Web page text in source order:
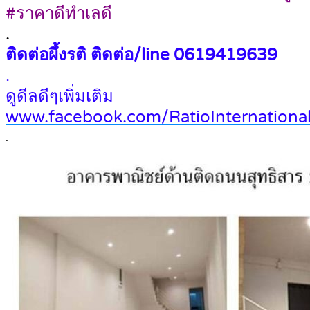
#ราคาดีทำเลดี
.
ติดต่อผึ้งรติ ติดต่อ/line 0619419639
.
ดูดีลดีๆเพิ่มเติม
www.facebook.com/
.